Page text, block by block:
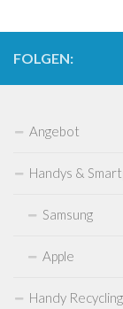
PSP
Sega
FOLGEN:
Angebot
Handys &
Samsung
Apple
Handy Recycling